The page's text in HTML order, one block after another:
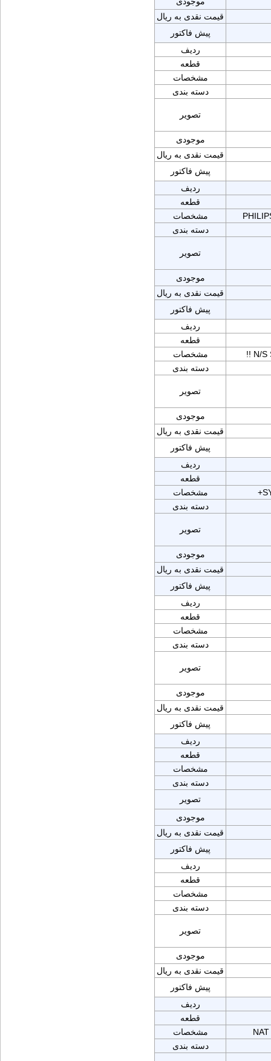
قیمت نقدی به ریال
پیش فاکتور
ردیف
قطعه
مشخصات
دسته بندی
تصویر
موجودی
قیمت نقدی به ریال
پیش فاکتور
ردیف
قطعه
مشخصات
دسته بندی
تصویر
موجودی
قیمت نقدی به ریال
پیش فاکتور
ردیف
قطعه
مشخصات
!! N/S
دسته بندی
تصویر
موجودی
قیمت نقدی به ریال
پیش فاکتور
ردیف
قطعه
مشخصات
دسته بندی
تصویر
موجودی
قیمت نقدی به ریال
پیش فاکتور
ردیف
قطعه
مشخصات
دسته بندی
تصویر
موجودی
قیمت نقدی به ریال
پیش فاکتور
ردیف
قطعه
مشخصات
دسته بندی
تصویر
موجودی
قیمت نقدی به ریال
پیش فاکتور
ردیف
قطعه
مشخصات
دسته بندی
تصویر
موجودی
قیمت نقدی به ریال
پیش فاکتور
ردیف
قطعه
مشخصات
دسته بندی